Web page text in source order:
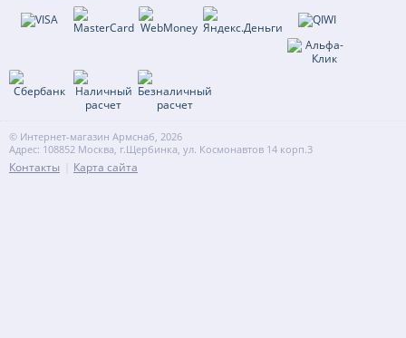
© Интернет-магазин Армснаб, 2026
Адрес: 108852 Москва, г.Щербинка, ул. Космонавтов 14 корп.3
Контакты Карта сайта